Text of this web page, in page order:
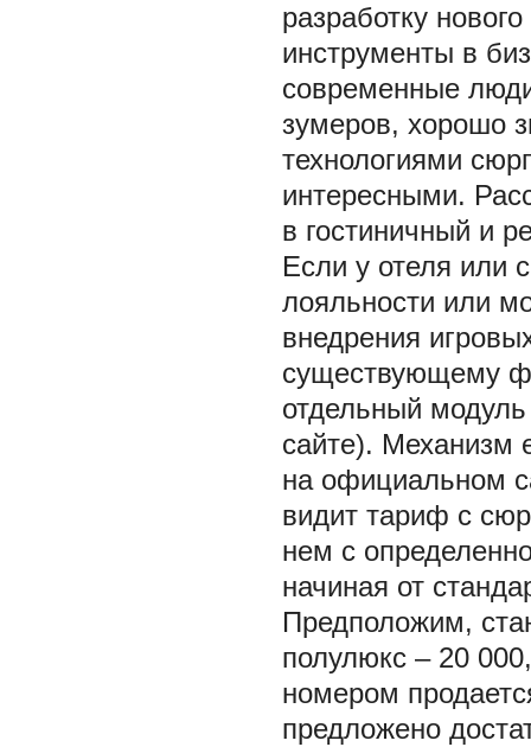
разработку
инструменты в
современные
зумеров, хорошо
технологиями
интересными.
в гостиничный и
Если у отеля или
лояльности или
внедрения
существующему
отдельный
сайте). Механизм
на официальном
видит тариф с
нем с
начиная от
Предположим,
полулюкс – 20
номером
предложено